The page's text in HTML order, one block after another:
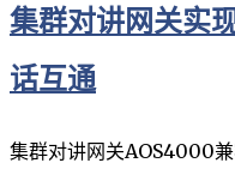
集群对讲网关实
话互通
集群对讲网关AOS4000兼